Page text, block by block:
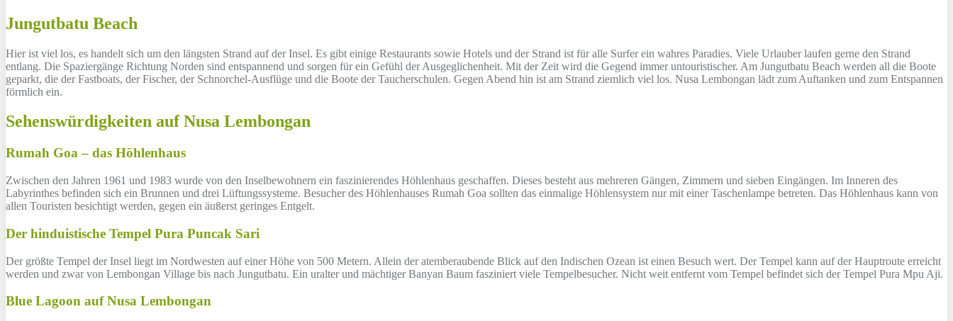
Jungutbatu Beach
Hier ist viel los, es handelt sich um den längsten Strand auf der Insel. Es gibt einige Restaurants sowie Hotels und der Strand ist für alle Surfer ein wahres Paradies. Viele Urlauber laufen gerne den Strand
entlang. Die Spaziergänge Richtung Norden sind entspannend und sorgen für ein Gefühl der Ausgeglichenheit. Mit der Zeit wird die Gegend immer untouristischer. Am Jungutbatu Beach werden all die Boote
geparkt, die der Fastboats, der Fischer, der Schnorchel-Ausflüge und die Boote der Taucherschulen. Gegen Abend hin ist am Strand ziemlich viel los. Nusa Lembongan lädt zum Auftanken und zum Entspannen
förmlich ein.
Sehenswürdigkeiten auf Nusa Lembongan
Rumah Goa – das Höhlenhaus
Zwischen den Jahren 1961 und 1983 wurde von den Inselbewohnern ein faszinierendes Höhlenhaus geschaffen. Dieses besteht aus mehreren Gängen, Zimmern und sieben Eingängen. Im Inneren des
Labyrinthes befinden sich ein Brunnen und drei Lüftungssysteme. Besucher des Höhlenhauses Rumah Goa sollten das einmalige Höhlensystem nur mit einer Taschenlampe betreten. Das Höhlenhaus kann von
allen Touristen besichtigt werden, gegen ein äußerst geringes Entgelt.
Der hinduistische Tempel Pura Puncak Sari
Der größte Tempel der Insel liegt im Nordwesten auf einer Höhe von 500 Metern. Allein der atemberaubende Blick auf den Indischen Ozean ist einen Besuch wert. Der Tempel kann auf der Hauptroute erreicht
werden und zwar von Lembongan Village bis nach Jungutbatu. Ein uralter und mächtiger Banyan Baum fasziniert viele Tempelbesucher. Nicht weit entfernt vom Tempel befindet sich der Tempel Pura Mpu Aji.
Blue Lagoon auf Nusa Lembongan